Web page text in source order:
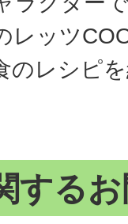
レッツ
のレシピ
する